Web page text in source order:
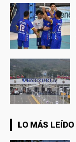
LO MÁS LEÍDO